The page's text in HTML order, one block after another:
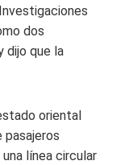
dos
dijo que la
oriental
pasajeros
línea circular